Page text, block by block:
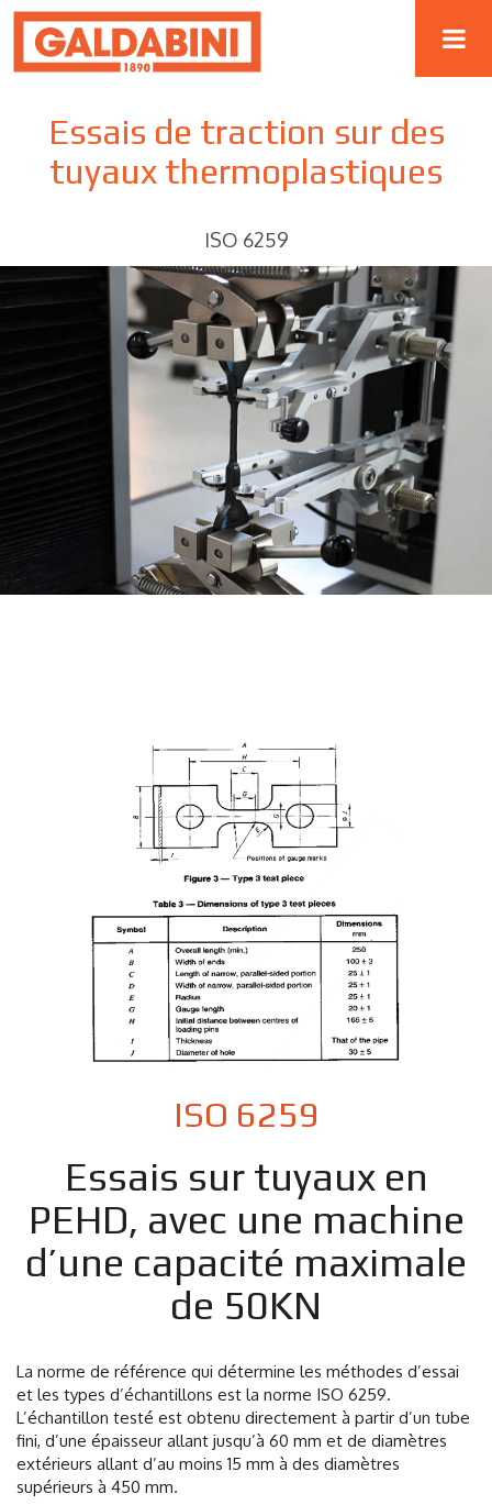
Essais de traction sur des
tuyaux thermoplastiques
ISO 6259
ISO 6259
Essais sur tuyaux en
PEHD, avec une machine
d’une capacité maximale
de 50KN
La norme de référence qui détermine les méthodes d’essai
et les types d’échantillons est la norme ISO 6259.
L’échantillon testé est obtenu directement à partir d’un tube
fini, d’une épaisseur allant jusqu’à 60 mm et de diamètres
extérieurs allant d’au moins 15 mm à des diamètres
supérieurs à 450 mm.